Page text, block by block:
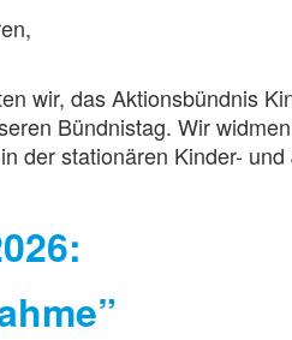
wir, das Aktionsbündnis
Bündnistag. Wir
der stationären Kinder-